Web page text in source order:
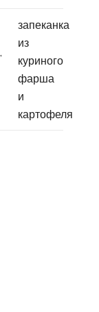
запеканка
из
куриного
фарша
и
картофеля